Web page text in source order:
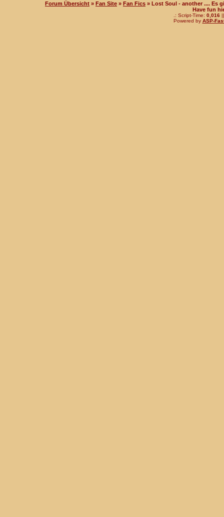
Forum Übersicht » Fan Site » Fan Fics » Lost Soul - another .... Es
Have fun
.: Script-Time: 0,016||
Powered by ASP-